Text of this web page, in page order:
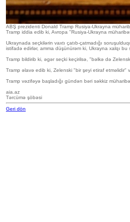
ABŞ prezidenti Donald Tramp Rusiya-Ukrayna
Tramp iddia edib ki, Avropa "Rusiya-Ukrayna
Ukraynada seçkilərin vaxtı çatıb-çatmadığı
istifadə edirlər, amma düşünürəm ki, Ukrayna xalqı bu
Tramp bildirib ki, əgər seçki keçirilsə, "bəlkə də
Tramp əlavə edib ki, Zelenski "bir şeyi etiraf etməlidir"
Tramp vəzifəyə başladığı gündən bəri səkkiz
aia.az
Tərcümə şöbəsi
Geri dön